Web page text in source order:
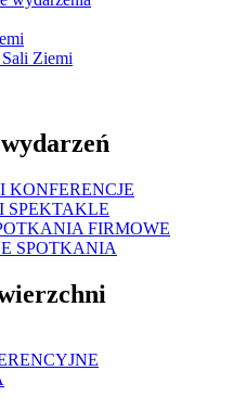
Ziemi
KONFERENCJE
SPEKTAKLE
FIRMOWE
SPOTKANIA